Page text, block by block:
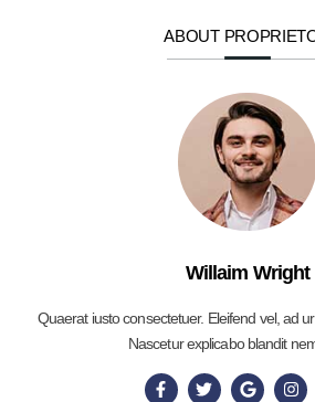
ABOUT
Willaim Wright
Quaerat iusto consectetuer. Eleifend vel, ad
Nascetur explicabo blandit